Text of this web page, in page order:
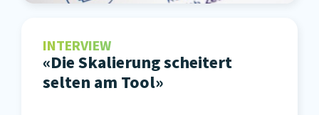
INTERVIEW
«Die Skalierung scheitert
selten am Tool»